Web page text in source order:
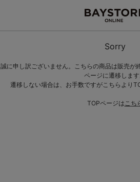
Sorry
誠に申し訳ございません。こちらの商品は販売が
ページに遷移します
遷移しない場合は、お手数ですがこちらより
TOPページはこち